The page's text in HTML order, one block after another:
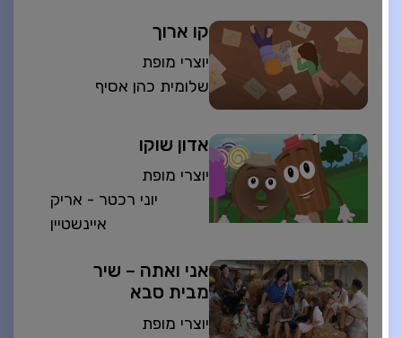
קו ארוך
יוצרי מופת
שלומית כהן אסיף
אדון שוקו
יוצרי מופת
יוני רכטר - אריק
איינשטיין
אני ואתה – שיר
מבית סבא
יוצרי מופת